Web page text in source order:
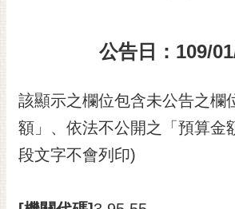
祭
網
站
導
公告日：109/
該顯示之欄位包含未公告之欄
額」、依法不公開之「預算金
段文字不會列印)